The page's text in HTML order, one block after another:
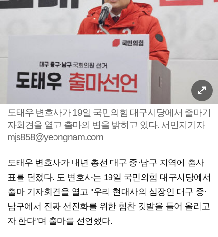
도태우 변호사가 19일 국민의힘 대구시당에서 출마기
자회견을 열고 출마의 변을 밝히고 있다. 서민지기자
mjs858@yeongnam.com
도태우 변호사가 내년 총선 대구 중·남구 지역에 출사
표를 던졌다. 도 변호사는 19일 국민의힘 대구시당에서
출마 기자회견을 열고 "우리 현대사의 심장인 대구 중·
남구에서 진짜 선진화를 위한 힘찬 깃발을 들어 올리고
자 한다"며 출마를 선언했다.